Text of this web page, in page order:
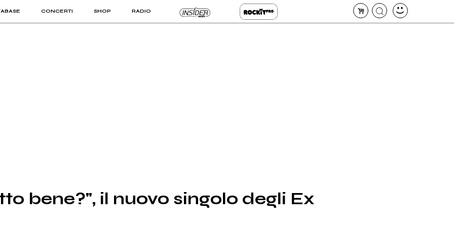
CONCERTI SHOP RADIO
PRO
bene?", il nuovo singolo degli Ex